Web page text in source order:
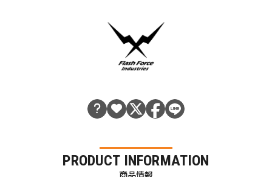
PRODUCT INFORMATION
商品情報